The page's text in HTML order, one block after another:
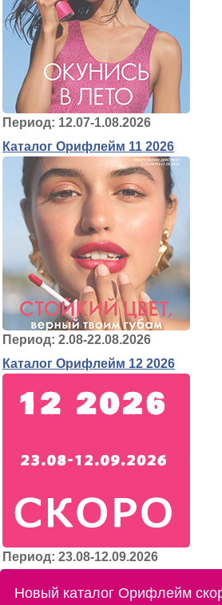
Период: 12.07-1.08.2026
Каталог Орифлейм 11 2026
Период: 2.08-22.08.2026
Каталог Орифлейм 12 2026
Период: 23.08-12.09.2026
Новый каталог Орифлейм